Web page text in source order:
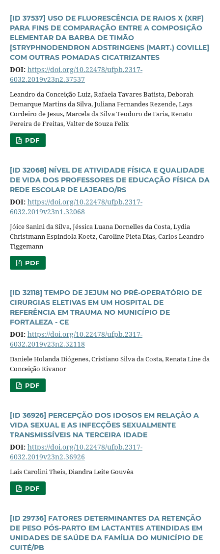
[ID 37537] USO DE FLUORESCÊNCIA DE RAIOS X (XRF)
PARA FINS DE COMPARAÇÃO ENTRE A COMPOSIÇÃO
ELEMENTAR DA BARBA DE TIMÃO
[STRYPHNODENDRON ADSTRINGENS (MART.) COVILLE]
COM OUTRAS POMADAS CICATRIZANTES
DOI: https://doi.org/10.22478/ufpb.2317-
6032.2019v23n2.37537
Leandro da Conceição Luiz, Rafaela Tavares Batista, Deborah
Demarque Martins da Silva, Juliana Fernandes Rezende, Lays
Cordeiro de Jesus, Marcela da Silva Teodoro de Faria, Renato
Pereira de Freitas, Valter de Souza Felix
PDF
[ID 32068] NÍVEL DE ATIVIDADE FÍSICA E QUALIDADE
DE VIDA DOS PROFESSORES DE EDUCAÇÃO FÍSICA DA
REDE ESCOLAR DE LAJEADO/RS
DOI: https://doi.org/10.22478/ufpb.2317-
6032.2019v23n1.32068
Jóice Sanini da Silva, Jéssica Luana Dornelles da Costa, Lydia
Christmann Espindola Koetz, Caroline Pieta Dias, Carlos Leandro
Tiggemann
PDF
[ID 32118] TEMPO DE JEJUM NO PRÉ-OPERATÓRIO DE
CIRURGIAS ELETIVAS EM UM HOSPITAL DE
REFERÊNCIA EM TRAUMA NO MUNICÍPIO DE
FORTALEZA - CE
DOI: https://doi.org/10.22478/ufpb.2317-
6032.2019v23n2.32118
Daniele Holanda Diógenes, Cristiano Silva da Costa, Renata Line da
Conceição Rivanor
PDF
[ID 36926] PERCEPÇÃO DOS IDOSOS EM RELAÇÃO A
VIDA SEXUAL E AS INFECÇÕES SEXUALMENTE
TRANSMISSÍVEIS NA TERCEIRA IDADE
DOI: https://doi.org/10.22478/ufpb.2317-
6032.2019v23n2.36926
Lais Carolini Theis, Diandra Leite Gouvêa
PDF
[ID 29736] FATORES DETERMINANTES DA RETENÇÃO
DE PESO PÓS-PARTO EM LACTANTES ATENDIDAS EM
UNIDADES DE SAÚDE DA FAMÍLIA DO MUNICÍPIO DE
CUITÉ/PB